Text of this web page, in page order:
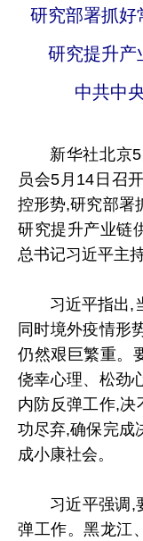
研究部署抓
研究提升产
中共中
新华社北京
员会5月14日召
控形势,研究部署
研究提升产业链
总书记习近平主
习近平指出,
同时境外疫情形
仍然艰巨繁重。
侥幸心理、松劲
内防反弹工作,决
功尽弃,确保完成
成小康社会。
习近平强调,
弹工作。黑龙江